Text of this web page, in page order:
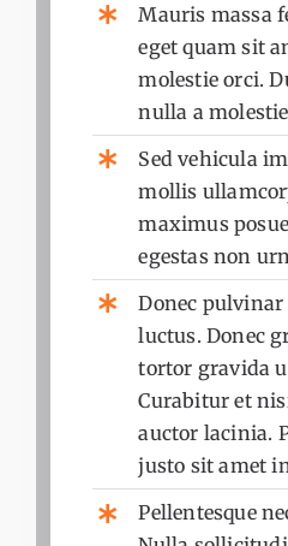
Mauris massa
eget quam sit
molestie orci.
nulla a
Sed vehicula
mollis
maximus
egestas non
Donec pulvinar
luctus. Donec
tortor gravida
Curabitur et
auctor lacinia.
justo sit amet
Pellentesque